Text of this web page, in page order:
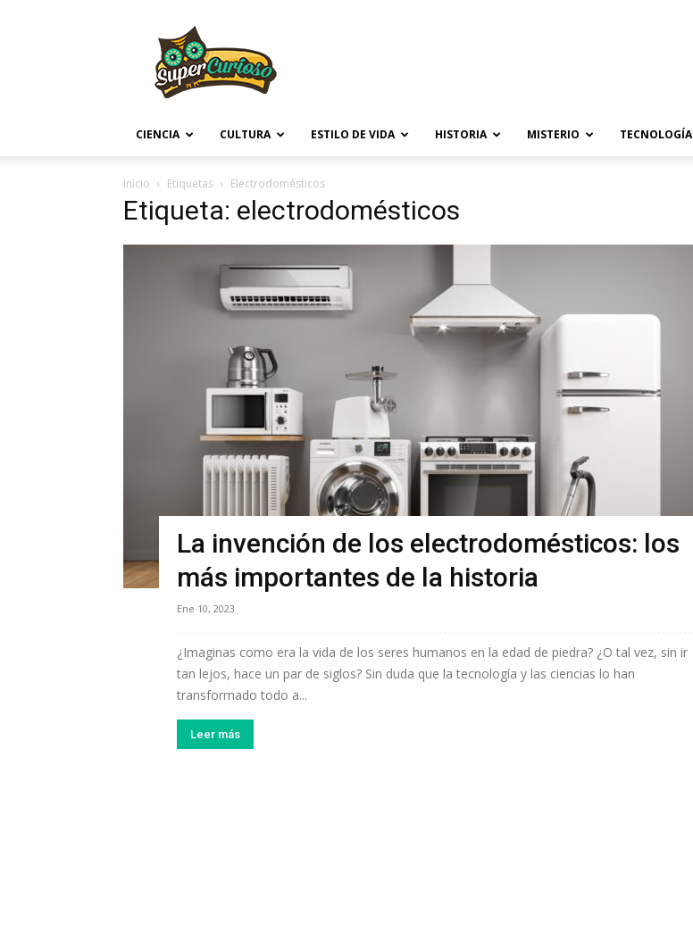
CIENCIA CULTURA ESTILO DE VIDA HISTORIA MISTERIO TECNOLOGÍA
Inicio Etiquetas Electrodomésticos
Etiqueta: electrodomésticos
La invención de los electrodomésticos: los
más importantes de la historia
Ene 10, 2023
¿Imaginas como era la vida de los seres humanos en la edad de piedra? ¿O tal vez, sin ir
tan lejos, hace un par de siglos? Sin duda que la tecnología y las ciencias lo han
transformado todo a...
Leer más